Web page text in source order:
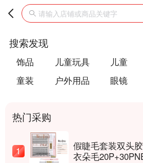
搜索发现
饰品 儿童玩具 儿童
童装
户外用品 眼镜
热门采购
1
假睫毛套装双头
衣朵毛